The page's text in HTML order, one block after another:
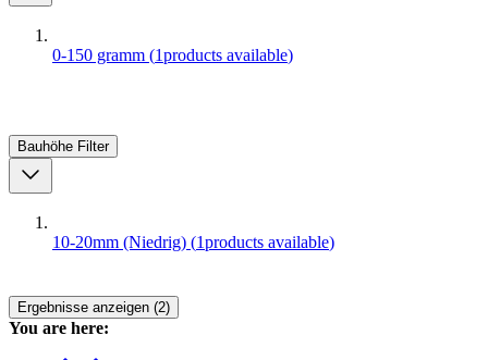
0-150 gramm (1products available)
Bauhöhe Filter
10-20mm (Niedrig) (1products available)
Ergebnisse anzeigen (2)
You are here: